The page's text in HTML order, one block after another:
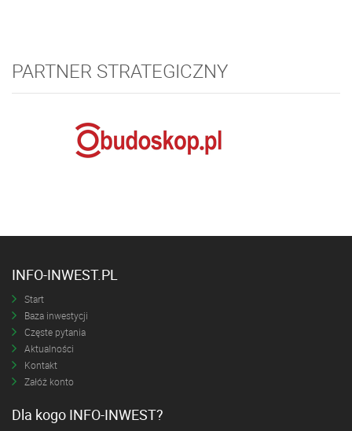
PARTNER STRATEGICZNY
INFO-INWEST.PL
Start
Baza inwestycji
Częste pytania
Aktualności
Kontakt
Załóż konto
Dla kogo INFO-INWEST?